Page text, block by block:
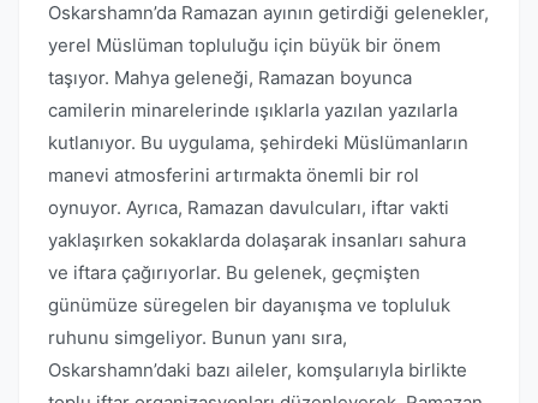
Oskarshamn’da Ramazan ayının getirdiği gelenekler,
yerel Müslüman topluluğu için büyük bir önem
taşıyor. Mahya geleneği, Ramazan boyunca
camilerin minarelerinde ışıklarla yazılan yazılarla
kutlanıyor. Bu uygulama, şehirdeki Müslümanların
manevi atmosferini artırmakta önemli bir rol
oynuyor. Ayrıca, Ramazan davulcuları, iftar vakti
yaklaşırken sokaklarda dolaşarak insanları sahura
ve iftara çağırıyorlar. Bu gelenek, geçmişten
günümüze süregelen bir dayanışma ve topluluk
ruhunu simgeliyor. Bunun yanı sıra,
Oskarshamn’daki bazı aileler, komşularıyla birlikte